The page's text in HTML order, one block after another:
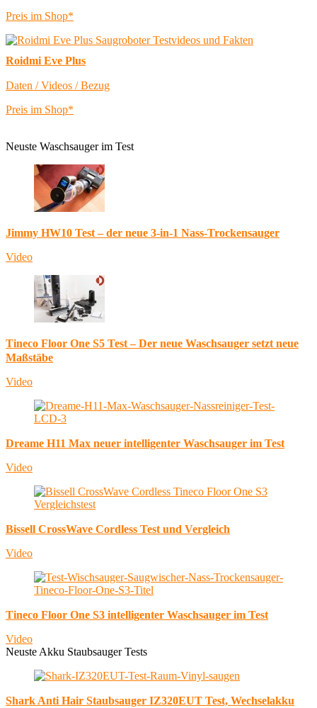
Preis im Shop*
Roidmi Eve Plus
Daten / Videos / Bezug
Preis im Shop*
Neuste Waschsauger im Test
Jimmy HW10 Test – der neue 3-in-1 Nass-Trockensauger
Video
Tineco Floor One S5 Test – Der neue Waschsauger setzt neue
Maßstäbe
Video
Dreame H11 Max neuer intelligenter Waschsauger im Test
Video
Bissell CrossWave Cordless Test und Vergleich
Video
Tineco Floor One S3 intelligenter Waschsauger im Test
Video
Neuste Akku Staubsauger Tests
Shark Anti Hair Staubsauger IZ320EUT Test, Wechselakku